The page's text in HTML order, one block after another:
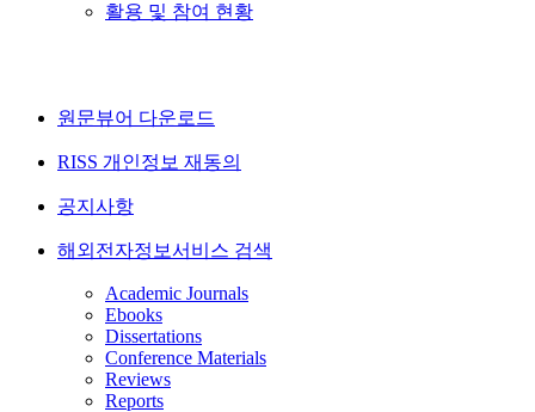
활용 및 참여 현황
원문뷰어 다운로드
RISS 개인정보 재동의
공지사항
해외전자정보서비스 검색
Academic Journals
Ebooks
Dissertations
Conference Materials
Reviews
Reports